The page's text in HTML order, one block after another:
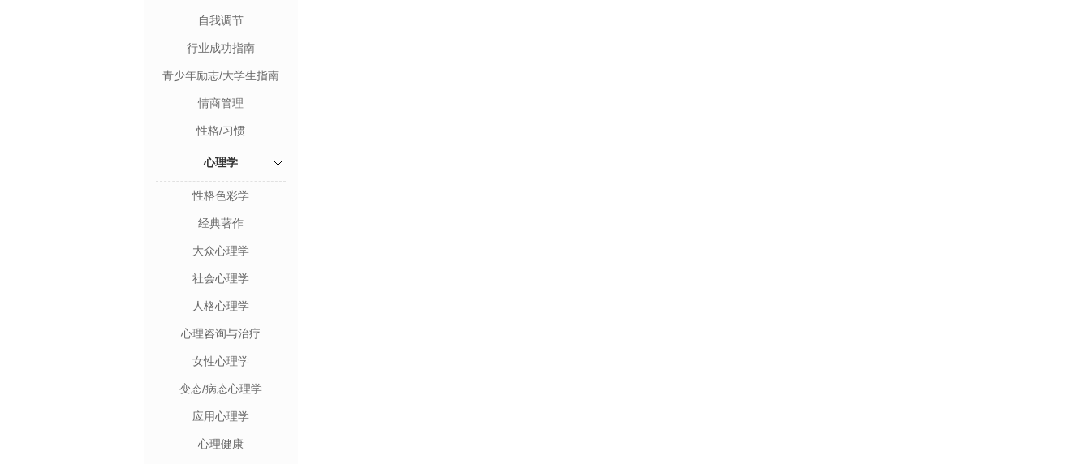
自我调节
行业成功指南
青少年励志/大学生指南
情商管理
性格/习惯
心理学
性格色彩学
经典著作
大众心理学
社会心理学
人格心理学
心理咨询与治疗
女性心理学
变态/病态心理学
应用心理学
心理健康